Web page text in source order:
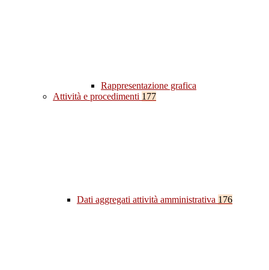
Rappresentazione grafica
Attività e procedimenti 177
Dati aggregati attività amministrativa 176